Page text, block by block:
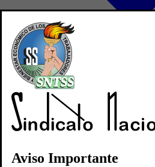
Directorio
Convocatorias
Aviso Importante